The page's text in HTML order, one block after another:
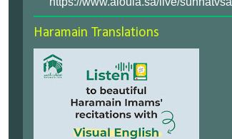
Haramain Translations